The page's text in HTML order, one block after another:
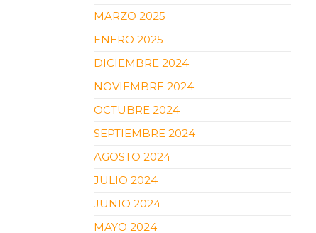
MARZO 2025
ENERO 2025
DICIEMBRE 2024
NOVIEMBRE 2024
OCTUBRE 2024
SEPTIEMBRE 2024
AGOSTO 2024
JULIO 2024
JUNIO 2024
MAYO 2024